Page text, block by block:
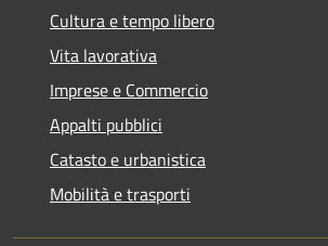
Cultura e tempo libero
Vita lavorativa
Imprese e Commercio
Appalti pubblici
Catasto e urbanistica
Mobilità e trasporti